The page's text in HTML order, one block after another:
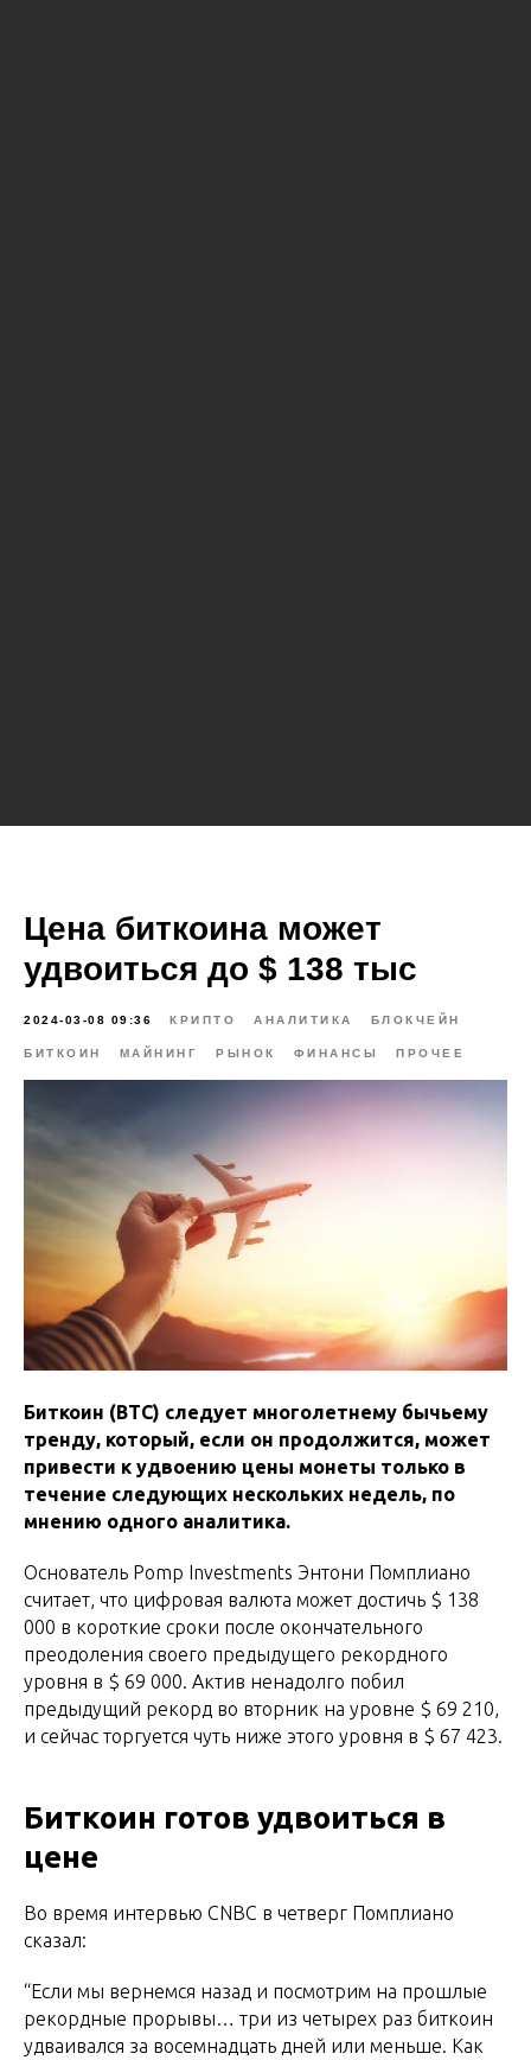
Цена биткоина может
удвоиться до $ 138 тыс
2024-03-08 09:36 КРИПТО АНАЛИТИКА БЛОКЧЕЙН
БИТКОИН МАЙНИНГ РЫНОК ФИНАНСЫ ПРОЧЕЕ
Биткоин (BTC) следует многолетнему бычьему
тренду, который, если он продолжится, может
привести к удвоению цены монеты только в
течение следующих нескольких недель, по
мнению одного аналитика.
Основатель Pomp Investments Энтони Помплиано
считает, что цифровая валюта может достичь $ 138
000 в короткие сроки после окончательного
преодоления своего предыдущего рекордного
уровня в $ 69 000. Актив ненадолго побил
предыдущий рекорд во вторник на уровне $ 69 210,
и сейчас торгуется чуть ниже этого уровня в $ 67 423.
Биткоин готов удвоиться в
цене
Во время интервью CNBC в четверг Помплиано
сказал:
“Если мы вернемся назад и посмотрим на прошлые
рекордные прорывы… три из четырех раз биткоин
удваивался за восемнадцать дней или меньше. Как